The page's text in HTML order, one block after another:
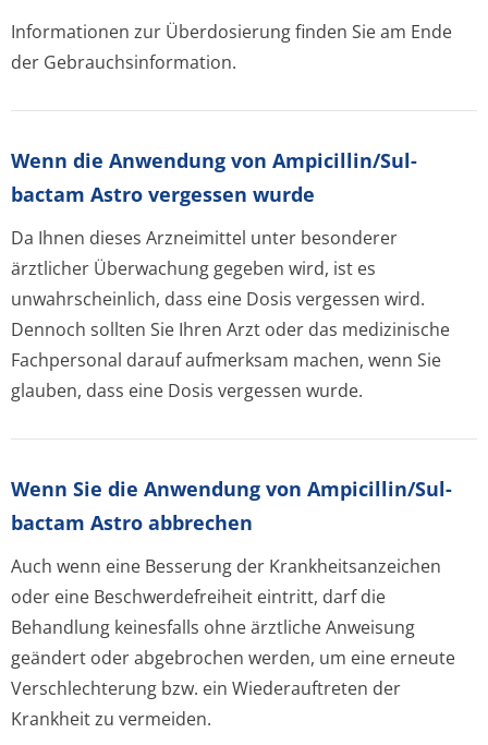
Informationen zur Überdosierung finden Sie am Ende
der Gebrauchsinfor­mation.
Wenn die Anwendung von Ampicillin/Sul­
bactam Astro vergessen wurde
Da Ihnen dieses Arzneimittel unter besonderer
ärztlicher Überwachung gegeben wird, ist es
unwahrscheinlich, dass eine Dosis vergessen wird.
Dennoch sollten Sie Ihren Arzt oder das medizinische
Fachpersonal darauf aufmerksam machen, wenn Sie
glauben, dass eine Dosis vergessen wurde.
Wenn Sie die Anwendung von Ampicillin/Sul­
bactam Astro abbrechen
Auch wenn eine Besserung der Krankheitsanzeichen
oder eine Beschwerdefreiheit eintritt, darf die
Behandlung keinesfalls ohne ärztliche Anweisung
geändert oder abgebrochen werden, um eine erneute
Verschlechterung bzw. ein Wiederauftreten der
Krankheit zu vermeiden.